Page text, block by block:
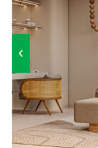
‹